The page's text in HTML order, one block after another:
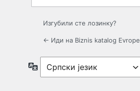
Изгубили сте лозинку?
← Иди на Biznis katalog Evrope
Језик